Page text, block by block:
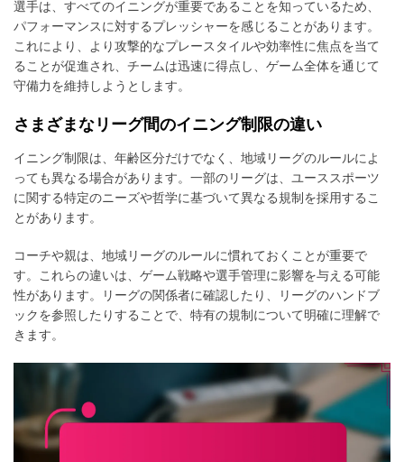
選手は、すべてのイニングが重要であることを知っているため、
パフォーマンスに対するプレッシャーを感じることがあります。
これにより、より攻撃的なプレースタイルや効率性に焦点を当て
ることが促進され、チームは迅速に得点し、ゲーム全体を通じて
守備力を維持しようとします。
さまざまなリーグ間のイニング制限の違い
イニング制限は、年齢区分だけでなく、地域リーグのルールによ
っても異なる場合があります。一部のリーグは、ユーススポーツ
に関する特定のニーズや哲学に基づいて異なる規制を採用するこ
とがあります。
コーチや親は、地域リーグのルールに慣れておくことが重要で
す。これらの違いは、ゲーム戦略や選手管理に影響を与える可能
性があります。リーグの関係者に確認したり、リーグのハンドブ
ックを参照したりすることで、特有の規制について明確に理解で
きます。